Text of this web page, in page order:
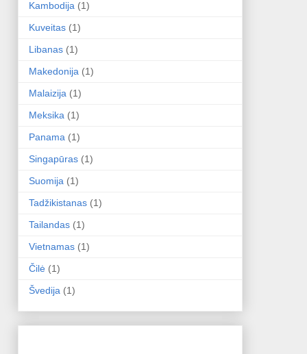
Kambodija (1)
Kuveitas (1)
Libanas (1)
Makedonija (1)
Malaizija (1)
Meksika (1)
Panama (1)
Singapūras (1)
Suomija (1)
Tadžikistanas (1)
Tailandas (1)
Vietnamas (1)
Čilė (1)
Švedija (1)